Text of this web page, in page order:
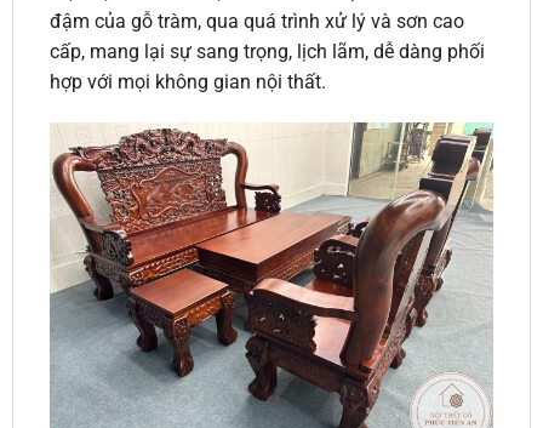
đậm của gỗ tràm, qua quá trình xử lý và sơn cao
cấp, mang lại sự sang trọng, lịch lãm, dễ dàng phối
hợp với mọi không gian nội thất.